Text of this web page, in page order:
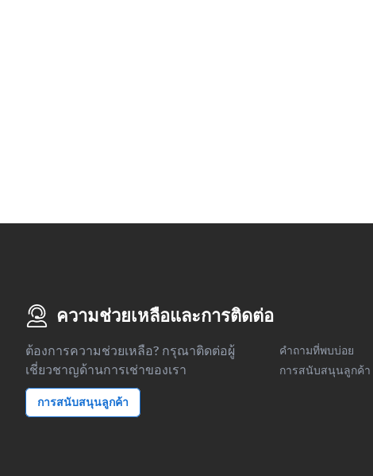
ความช่วยเหลือและการติดต่อ
ต้องการความช่วยเหลือ? กรุณาติดต่อผู้
เชี่ยวชาญด้านการเช่าของเรา
การสนับสนุนลูกค้า
คำถามที่พบบ่อย
การสนับสนุนลูกค้า